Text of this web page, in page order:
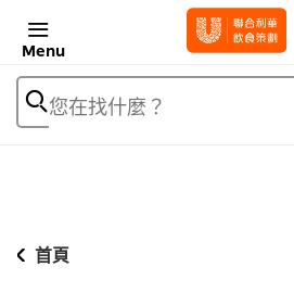
Menu
您在找什麼？
首頁